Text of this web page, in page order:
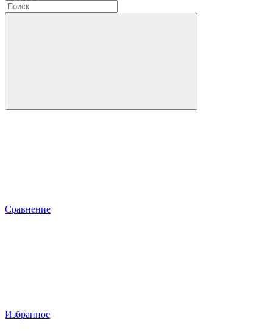
Сравнение
Избранное